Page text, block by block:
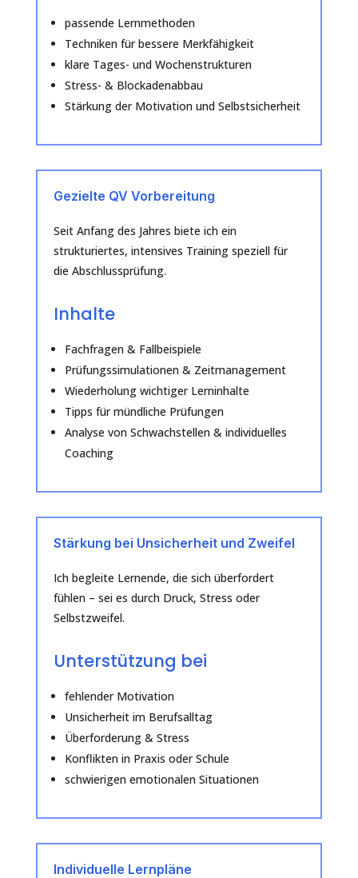
passende Lernmethoden
Techniken für bessere Merkfähigkeit
klare Tages- und Wochenstrukturen
Stress- & Blockadenabbau
Stärkung der Motivation und Selbstsicherheit
Gezielte QV Vorbereitung
Seit Anfang des Jahres biete ich ein
strukturiertes, intensives Training speziell für
die Abschlussprüfung.
Inhalte
Fachfragen & Fallbeispiele
Prüfungssimulationen & Zeitmanagement
Wiederholung wichtiger Lerninhalte
Tipps für mündliche Prüfungen
Analyse von Schwachstellen & individuelles
Coaching
Stärkung bei Unsicherheit und Zweifel
Ich begleite Lernende, die sich überfordert
fühlen – sei es durch Druck, Stress oder
Selbstzweifel.
Unterstützung bei
fehlender Motivation
Unsicherheit im Berufsalltag
Überforderung & Stress
Konflikten in Praxis oder Schule
schwierigen emotionalen Situationen
Individuelle Lernpläne